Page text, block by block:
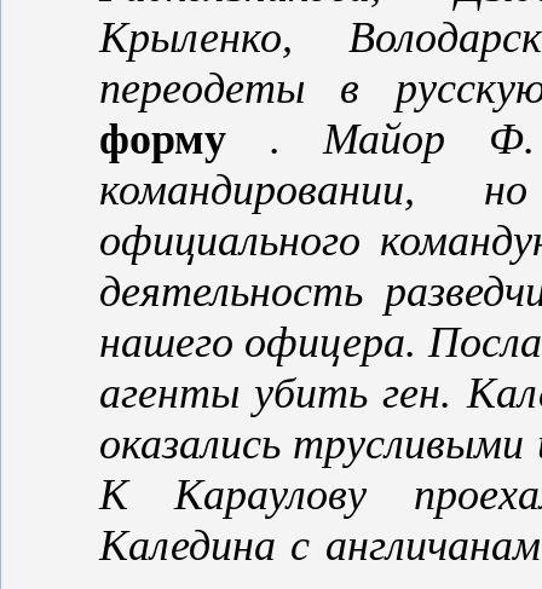
Крыленко,
переодеты в
форму
. Майор Ф.
командировании,
официального
деятельность
нашего офицера.
агенты убить ген.
оказались
К Караулову
Каледина с